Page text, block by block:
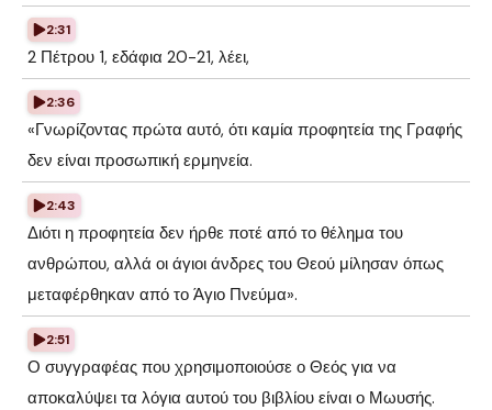
2:31
2 Πέτρου 1, εδάφια 20-21, λέει,
2:36
«Γνωρίζοντας πρώτα αυτό, ότι καμία προφητεία της Γραφής
δεν είναι προσωπική ερμηνεία.
2:43
Διότι η προφητεία δεν ήρθε ποτέ από το θέλημα του
ανθρώπου, αλλά οι άγιοι άνδρες του Θεού μίλησαν όπως
μεταφέρθηκαν από το Άγιο Πνεύμα».
2:51
Ο συγγραφέας που χρησιμοποιούσε ο Θεός για να
αποκαλύψει τα λόγια αυτού του βιβλίου είναι ο Μωυσής.